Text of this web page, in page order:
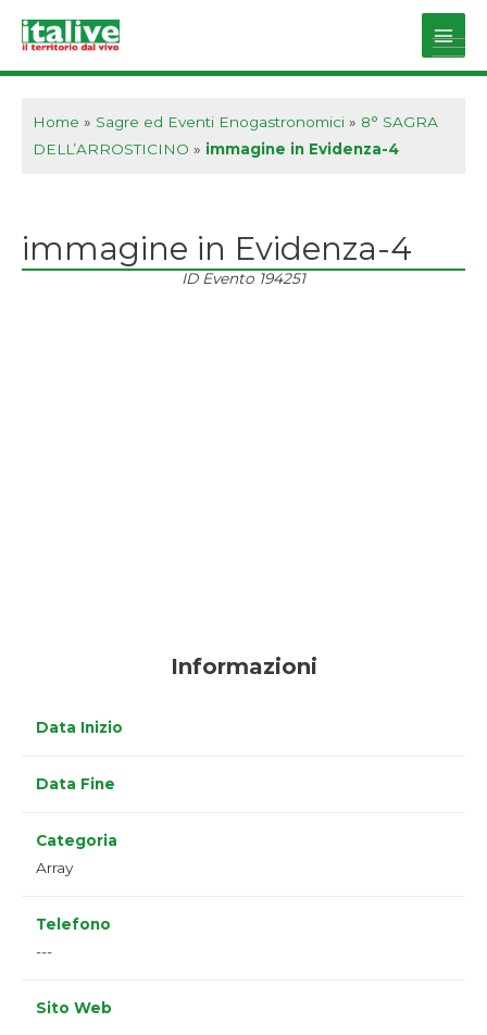
Main
Home » Sagre ed Eventi Enogastronomici » 8° SAGRA
DELL’ARROSTICINO » immagine in Evidenza-4
immagine in Evidenza-4
ID Evento 194251
Informazioni
Data Inizio
Data Fine
Categoria
Array
Telefono
---
Sito Web